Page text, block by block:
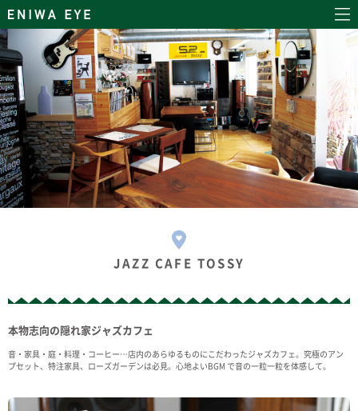
JAZZ CAFE TOSSY
本物志向の隠れ家ジャズカフェ
音・家具・庭・料理・コーヒー…店内のあらゆるものにこだわったジャズカフェ。究極のアン
プセット、特注家具、ローズガーデンは必見。心地よいBGM で音の一粒一粒を体感して。